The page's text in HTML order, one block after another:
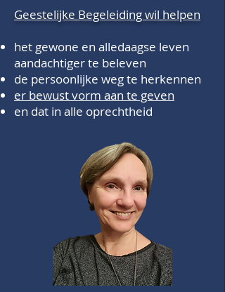
Geestelijke Begeleiding wil helpen
het gewone en alledaagse leven
aandachtiger te beleven
de persoonlijke weg te herkennen
er bewust vorm aan te geven
en dat in alle oprechtheid